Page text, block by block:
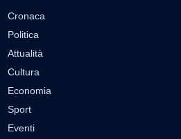
Cronaca
Politica
Attualità
Cultura
Economia
Sport
Eventi